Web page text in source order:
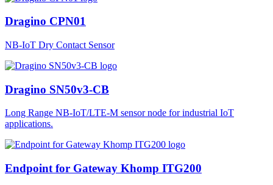
Dragino CPN01
NB-IoT Dry Contact Sensor
Dragino SN50v3-CB
Long Range NB-IoT/LTE-M sensor node for industrial IoT
applications.
Endpoint for Gateway Khomp ITG200